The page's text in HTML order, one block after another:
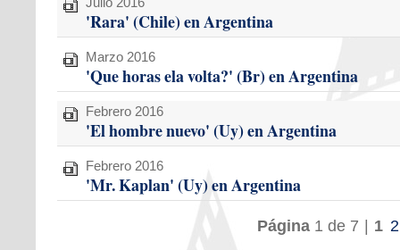
'Rara' (Chile) en Argentina
Marzo 2016
'Que horas ela volta?' (Br) en Argentina
Febrero 2016
'El hombre nuevo' (Uy) en Argentina
Febrero 2016
'Mr. Kaplan' (Uy) en Argentina
Página1 de 7 1 2